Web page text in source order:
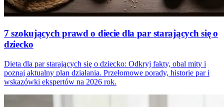
7 szokujących prawd o diecie dla par starających się o
dziecko
Dieta dla par starających się o dziecko: Odkryj fakty, obal mity i
poznaj aktualny plan działania. Przełomowe porady, historie par i
wskazówki ekspertów na 2026 rok.